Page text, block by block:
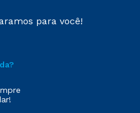
para você!